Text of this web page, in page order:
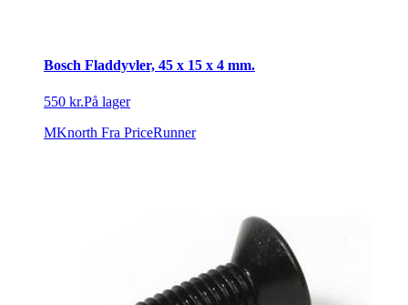
Bosch Fladdyvler, 45 x 15 x 4 mm.
550 kr.På lager
MKnorth Fra PriceRunner